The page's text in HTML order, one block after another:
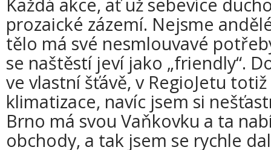
prozaické zázemí. Nejsme
tělo má své nesmlouvavé
se naštěstí jeví jako „friendly“.
ve vlastní šťávě, v RegioJetu
klimatizace, navíc jsem si
Brno má svou Vaňkovku a ta
obchody, a tak jsem se rychle